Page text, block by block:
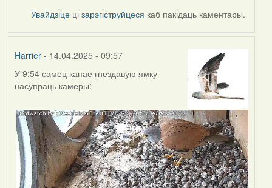
Увайдзіце цізарэгіструйцеся каб пакідаць каментары.
Harrier- 14.04.2025 - 09:57
У 9:54 самец капае гнездавую ямку
насупраць камеры: